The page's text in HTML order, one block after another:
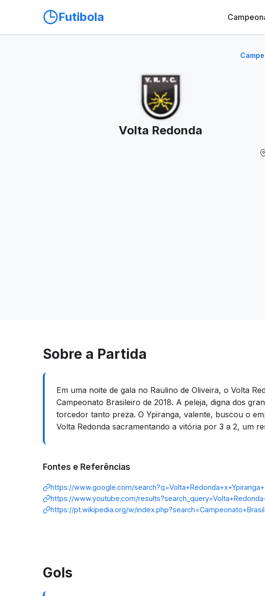
Futibola
Volta Redonda
Sobre a Partida
Em uma noite de gala no Raulino de Oliveira, o Volta
Campeonato Brasileiro de 2018. A peleja, digna dos
torcedor tanto preza. O Ypiranga, valente, buscou o
Volta Redonda sacramentando a vitória por 3 a 2, um
Fontes e Referências
https://www.google.com/
https://www.youtube.com/
https://pt.wikipedia.org/w/
Gols